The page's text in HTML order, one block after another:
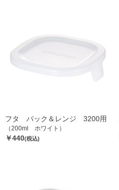
フタ パック＆レンジ 3200用
（200ml ホワイト）
￥440(税込)